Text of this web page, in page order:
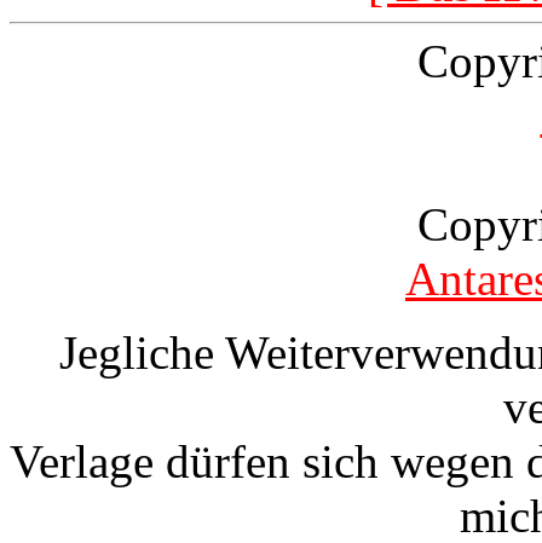
Jegliche
Verlage dürfen sich wegen